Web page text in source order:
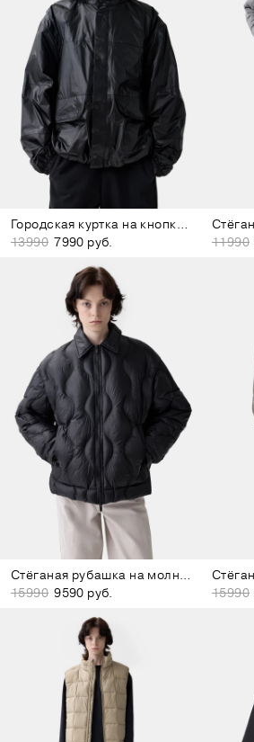
Городская куртка на кнопках чёрная
13990 7990 руб.
11990
Стёганая рубашка на молнии чёрная
15990 9590 руб.
15990